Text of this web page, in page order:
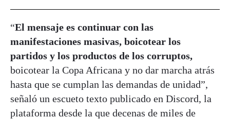
“El mensaje es continuar con las
manifestaciones masivas, boicotear los
partidos y los productos de los corruptos,
boicotear la Copa Africana y no dar marcha atrás
hasta que se cumplan las demandas de unidad”,
señaló un escueto texto publicado en Discord, la
plataforma desde la que decenas de miles de